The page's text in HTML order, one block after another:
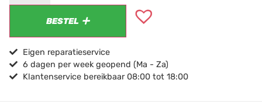
BESTEL
Eigen reparatieservice
6 dagen per week geopend (Ma - Za)
Klantenservice bereikbaar 08:00 tot 18:00